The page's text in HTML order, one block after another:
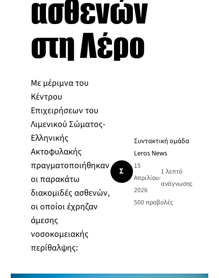
ασθενών
στη Λέρο
Με μέριμνα του
Κέντρου
Επιχειρήσεων του
Λιμενικού Σώματος-
Ελληνικής
Ακτοφυλακής
πραγματοποιήθηκαν
οι παρακάτω
διακομιδές ασθενών,
οι οποίοι έχρηζαν
άμεσης
νοσοκομειακής
περίθαλψης:
Σ
Συντακτική ομάδα
Leros News
15
Απριλίου
2026
•
1 λεπτό
ανάγνωσης
500προβολές